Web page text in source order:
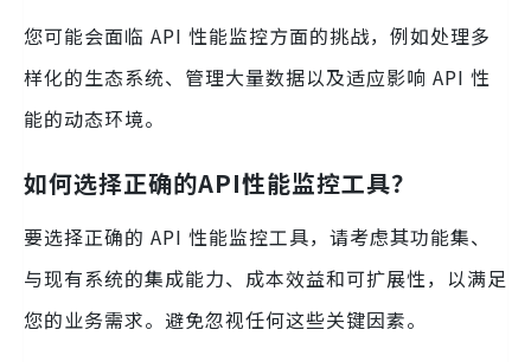
您可能会面临 API 性能监控方面的挑战，例如处理多
样化的生态系统、管理大量数据以及适应影响 API 性
能的动态环境。
如何选择正确的API性能监控工具？
要选择正确的 API 性能监控工具，请考虑其功能集、
与现有系统的集成能力、成本效益和可扩展性，以满足
您的业务需求。避免忽视任何这些关键因素。